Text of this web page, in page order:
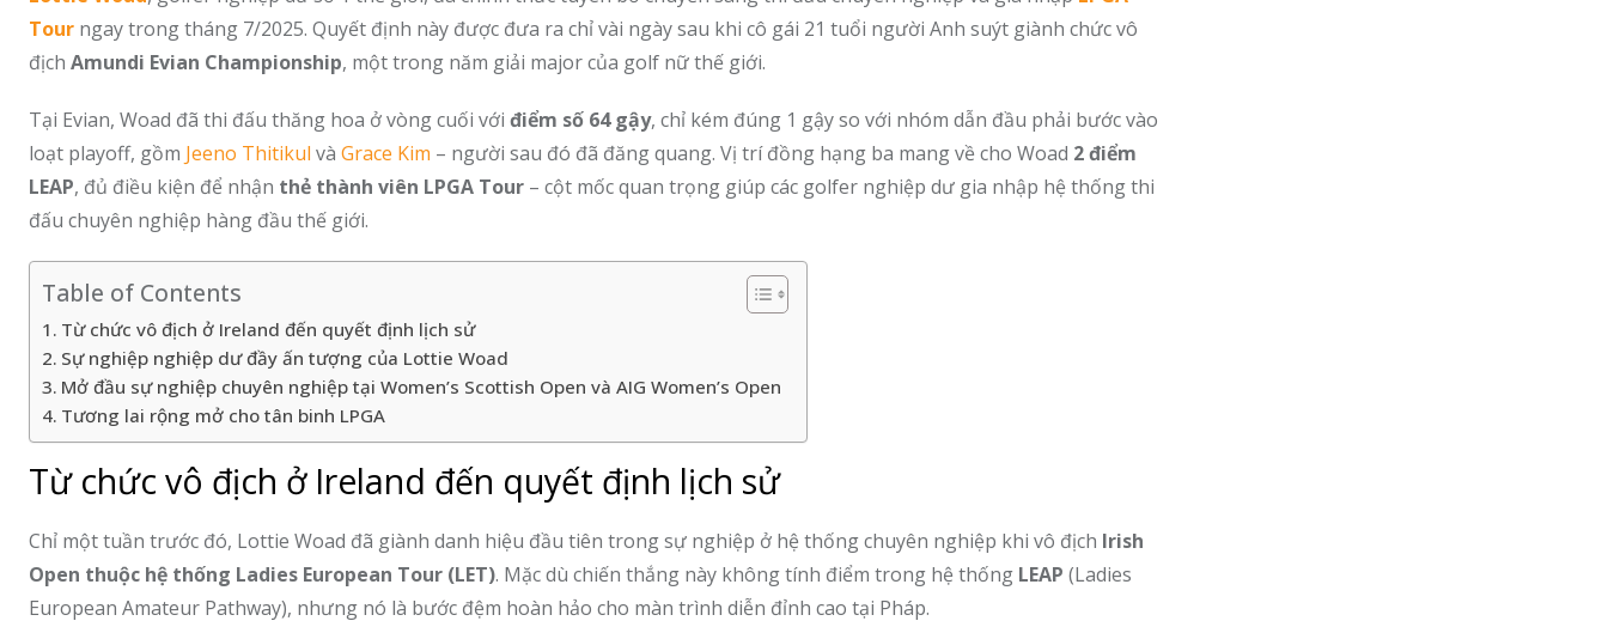
Tour ngay trong tháng 7/2025. Quyết định này được đưa ra chỉ vài ngày sau khi cô gái 21 tuổi người Anh suýt giành chức vô
địch Amundi Evian Championship, một trong năm giải major của golf nữ thế giới.
Tại Evian, Woad đã thi đấu thăng hoa ở vòng cuối với điểm số 64 gậy, chỉ kém đúng 1 gậy so với nhóm dẫn đầu phải bước vào
loạt playoff, gồm Jeeno Thitikul và Grace Kim – người sau đó đã đăng quang. Vị trí đồng hạng ba mang về cho Woad 2 điểm
LEAP, đủ điều kiện để nhận thẻ thành viên LPGA Tour – cột mốc quan trọng giúp các golfer nghiệp dư gia nhập hệ thống thi
đấu chuyên nghiệp hàng đầu thế giới.
Table of Contents
Từ chức vô địch ở Ireland đến quyết định lịch sử
Sự nghiệp nghiệp dư đầy ấn tượng của Lottie Woad
Mở đầu sự nghiệp chuyên nghiệp tại Women’s Scottish Open và AIG Women’s Open
Tương lai rộng mở cho tân binh LPGA
Từ chức vô địch ở Ireland đến quyết định lịch sử
Chỉ một tuần trước đó, Lottie Woad đã giành danh hiệu đầu tiên trong sự nghiệp ở hệ thống chuyên nghiệp khi vô địch Irish
Open thuộc hệ thống Ladies European Tour (LET). Mặc dù chiến thắng này không tính điểm trong hệ thống LEAP (Ladies
European Amateur Pathway), nhưng nó là bước đệm hoàn hảo cho màn trình diễn đỉnh cao tại Pháp.